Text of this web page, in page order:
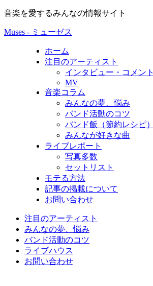
音楽を愛するみんなの情報サイト
Muses - ミューゼス
ホーム
注目のアーティスト
インタビュー・コメント
MV
音楽コラム
みんなの夢、悩み
バンド活動のコツ
バンド飯（節約レシピ）
みんなが好きな曲
ライブレポート
写真多数
セットリスト
モテる方法
記事の掲載について
お問い合わせ
注目のアーティスト
みんなの夢、悩み
バンド活動のコツ
ライブハウス
お問い合わせ